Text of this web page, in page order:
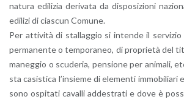
na­tu­ra edi­li­zia de­ri­va­ta da di­spo­si­zio­ni
edi­li­zi di cia­scun Co­mu­ne.
Per at­ti­vi­tà di stal­lag­gio si in­ten­de il ser­vi­zio
per­ma­nen­te o tem­po­ra­neo, di pro­prie­tà del
ma­neg­gio o scu­de­ria, pen­sio­ne per ani­ma­li,
sta ca­si­sti­ca l’in­sie­me di ele­men­ti im­mo­bi­lia­ri
sono ospi­ta­ti ca­val­li ad­de­stra­ti e dove è